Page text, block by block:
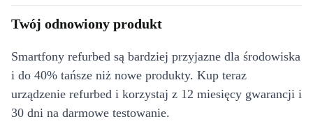
Twój odnowiony produkt
Smartfony refurbed są bardziej przyjazne dla środowiska
i do 40% tańsze niż nowe produkty. Kup teraz
urządzenie refurbed i korzystaj z 12 miesięcy gwarancji i
30 dni na darmowe testowanie.